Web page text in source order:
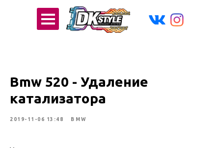
Bmw 520 - Удаление
катализатора
2019-11-06 13:48 BMW